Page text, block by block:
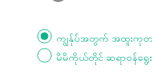
ကျွန်ုပ်အတွက် အထူးကုတစ်
မိမိကိုယ်တိုင် ဆရာဝန်ရွေ